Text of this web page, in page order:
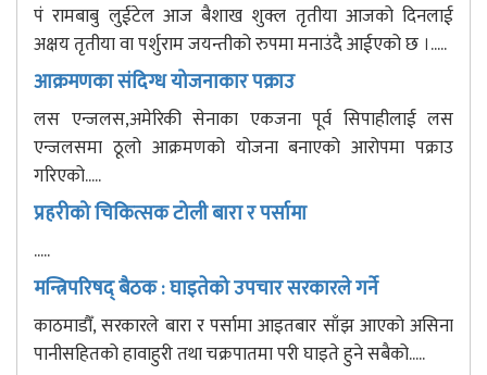
पं रामबाबु लुईटेल आज बैशाख शुक्ल तृतीया आजको दिनलाई
अक्षय तृतीया वा पर्शुराम जयन्तीको रुपमा मनाउंदै आईएको छ ।.....
आक्रमणका संदिग्ध योजनाकार पक्राउ
लस एन्जलस,अमेरिकी सेनाका एकजना पूर्व सिपाहीलाई लस
एन्जलसमा ठूलो आक्रमणको योजना बनाएको आरोपमा पक्राउ
गरिएको.....
प्रहरीको चिकित्सक टोली बारा र पर्सामा
.....
मन्त्रिपरिषद् बैठक : घाइतेको उपचार सरकारले गर्ने
काठमाडौँ, सरकारले बारा र पर्सामा आइतबार साँझ आएको असिना
पानीसहितको हावाहुरी तथा चक्रपातमा परी घाइते हुने सबैको.....